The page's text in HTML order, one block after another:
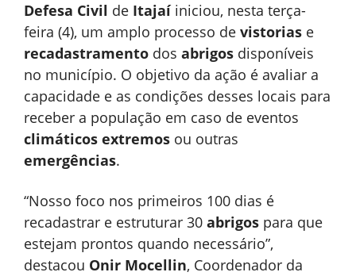
Defesa Civil de Itajaíiniciou, nesta terça-
feira (4), um amplo processo de vistorias e
recadastramento dos abrigos disponíveis
no município. O objetivo da ação é avaliar a
capacidade e as condições desses locais para
receber a população em caso de eventos
climáticos extremos ou outras
emergências.
“Nosso foco nos primeiros 100 dias é
recadastrar e estruturar 30 abrigos para que
estejam prontos quando necessário”,
destacou Onir Mocellin, Coordenador da